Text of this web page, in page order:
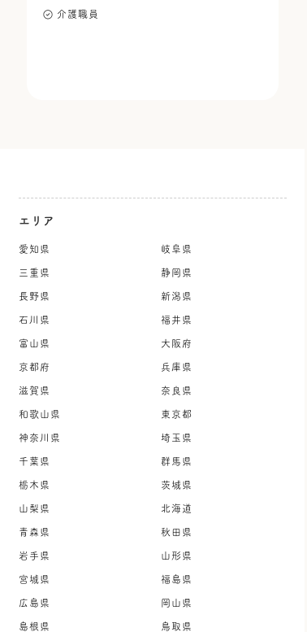
介護職員
エリア
愛知県 岐阜県
三重県 静岡県
長野県 新潟県
石川県 福井県
富山県 大阪府
京都府 兵庫県
滋賀県 奈良県
和歌山県 東京都
神奈川県 埼玉県
千葉県 群馬県
栃木県 茨城県
山梨県 北海道
青森県 秋田県
岩手県 山形県
宮城県 福島県
広島県 岡山県
島根県 鳥取県